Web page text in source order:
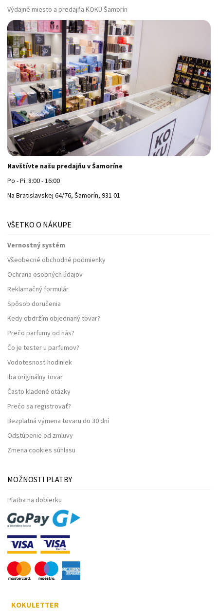
Výdajné miesto a predajňa KOKU Šamorín
Navštívte našu predajňu v Šamoríne
Po - Pi: 8:00 - 16:00
Na Bratislavskej 64/76, Šamorín, 931 01
VŠETKO O NÁKUPE
Vernostný systém
Všeobecné obchodné podmienky
Ochrana osobných údajov
Reklamačný formulár
Spôsob doručenia
Kedy obdržím objednaný tovar?
Prečo parfumy od nás?
Čo je tester u parfumov?
Vodotesnosť hodiniek
Iba originálny tovar
Často kladené otázky
Prečo sa registrovať?
Bezplatná výmena tovaru do 30 dní
Odstúpenie od zmluvy
Zmena cookies súhlasu
MOŽNOSTI PLATBY
Platba na dobierku
KOKULETTER